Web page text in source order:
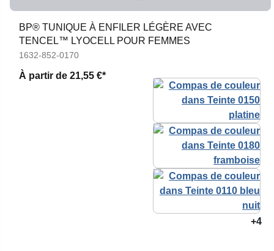
BP® TUNIQUE À ENFILER LÉGÈRE AVEC
TENCEL™ LYOCELL POUR FEMMES
1632-852-0170
À partir de 21,55 €*
+4